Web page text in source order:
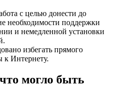
с целью донести до
необходимости поддержки
и немедленной установки
избегать прямого
к Интернету.
могло быть